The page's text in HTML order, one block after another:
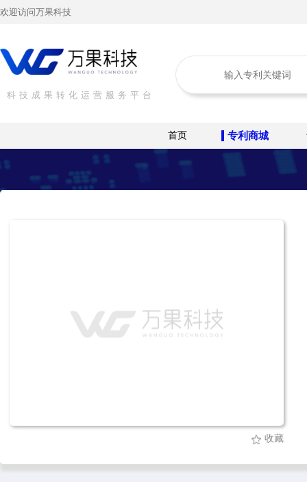
欢迎访问万果科技
科技成果转化运营服务平台
首页 专利商城
收藏